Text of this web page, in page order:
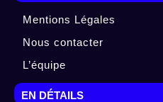
Mentions Légales
Nous contacter
L’équipe
EN DÉTAILS